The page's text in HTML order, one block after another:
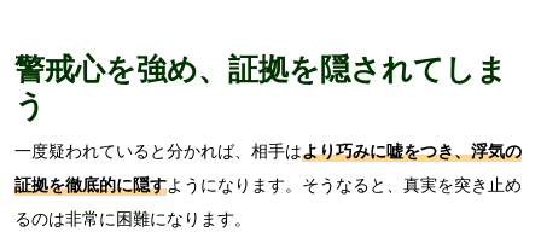
警戒心を強め、証拠を隠されてしま
う
一度疑われていると分かれば、相手はより巧みに嘘をつき、浮気の
証拠を徹底的に隠すようになります。そうなると、真実を突き止め
るのは非常に困難になります。